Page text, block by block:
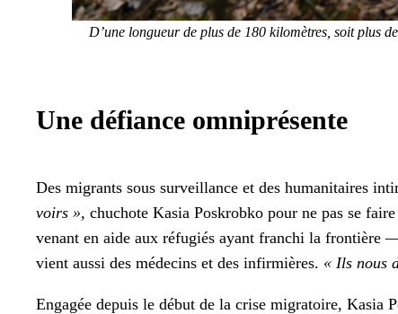
D’une longueur de plus de 180 kilo­mètres, soit plus
Une défiance omniprésente
Des migrants sous sur­veil­lance et des human­i­taires
voirs », chu­chote Kasia Poskrobko pour ne pas se
venant en aide aux réfugiés ayant franchi la fron­tière
vient aus­si des médecins et des infir­mières. « Ils nous
Engagée depuis le début de la crise migra­toire, Kasia